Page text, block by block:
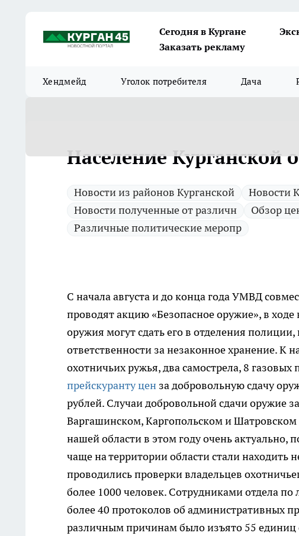
Сегодня в Кургане
Заказать рекламу
Хендмейд Уголок потребителя Дача
Население Курганской
Новости из районов Курганской
Новости
Новости полученные от различн
Обзор
Различные политические меропр
С начала августа и до конца года УМВД
проводят акцию «Безопасное оружие», в
оружия могут сдать его в отделения
ответственности за незаконное хранение.К
охотничьих ружья, два самострела, 8
прейскуранту цен за добровольную сдачу
рублей. Случаи добровольной сдачи оружие
Варгашинском, Каргопольском и
нашей области в этом году очень актуально,
чаще на территории области стали находить
проводились проверки владельцев
более 1000 человек. Сотрудниками отдела
более 40 протоколов об административных
различным причинам было изъято 55 единиц